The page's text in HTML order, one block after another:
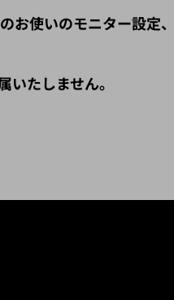
使いのモニター設定
たしません。